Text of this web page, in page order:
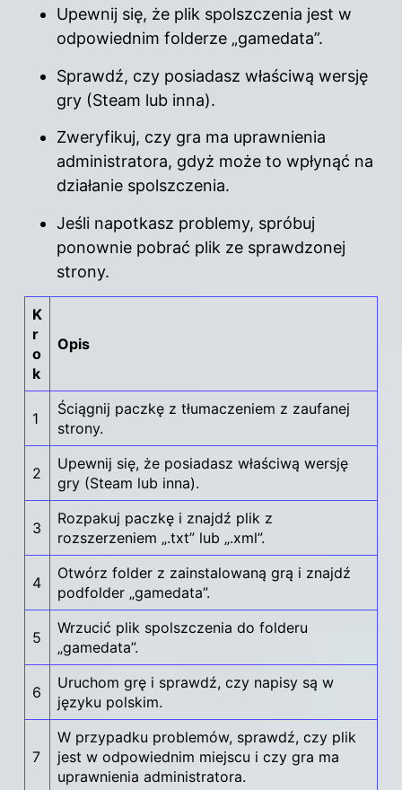
Upewnij się, że plik spolszczenia jest w
odpowiednim folderze „gamedata”.
Sprawdź, czy posiadasz właściwą wersję
gry (Steam lub inna).
Zweryfikuj, czy gra ma uprawnienia
administratora, gdyż może to wpłynąć na
działanie spolszczenia.
Jeśli napotkasz problemy, spróbuj
ponownie pobrać plik ze sprawdzonej
strony.
K
r
o
k
Opis
1
Ściągnij paczkę z tłumaczeniem z zaufanej
strony.
2
Upewnij się, że posiadasz właściwą wersję
gry (Steam lub inna).
3
Rozpakuj paczkę i znajdź plik z
rozszerzeniem „.txt” lub „.xml”.
4
Otwórz folder z zainstalowaną grą i znajdź
podfolder „gamedata”.
5
Wrzucić plik spolszczenia do folderu
„gamedata”.
6
Uruchom grę i sprawdź, czy napisy są w
języku polskim.
7
W przypadku problemów, sprawdź, czy plik
jest w odpowiednim miejscu i czy gra ma
uprawnienia administratora.